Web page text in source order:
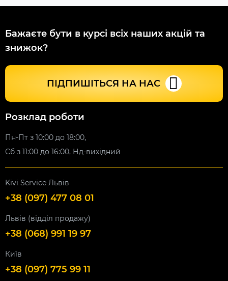
Бажаєте бути в курсі всіх наших акцій та
знижок?
ПІДПИШІТЬСЯ НА НАС
Розклад роботи
Пн-Пт з 10:00 до 18:00,
Сб з 11:00 до 16:00, Нд-вихідний
Kivi Service Львів
+38 (097) 477 08 01
Львів (відділ продажу)
+38 (068) 991 19 97
Київ
+38 (097) 775 99 11